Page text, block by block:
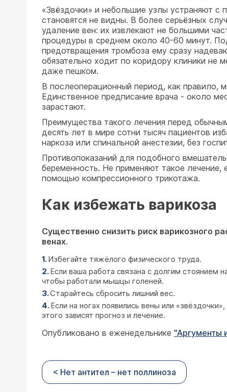
«Звёздочки» и небольшие узлы устраняют с
становятся не видны. В более серьёзных
удаление вен: их извлекают не большими
процедуры в среднем около 40-60 минут.
предотвращения тромбоза ему сразу
обязательно ходит по коридору клиники не
даже пешком.
В послеоперационный период, как правило,
Единственное предписание врача - около
зарастают.
Преимущества такого лечения перед
десять лет в мире сотни тысяч пациентов
наркоза или спинальной анестезии, без
Противопоказаний для подобного
беременность. Не применяют такое лечение,
помощью компрессионного трикотажа.
Как избежать варикоза
Существенно снизить риск варикозного
венах.
Избегайте тяжёлого физического труда.
Если ваша работа связана с долгим стоянием
чтобы работали мышцы голеней.
Старайтесь сбросить лишний вес.
Если на ногах появились вены или
этого зависят прогноз и лечение.
Опубликовано в еженедельнике "Аргументы
< Нет антител – нет поллиноза